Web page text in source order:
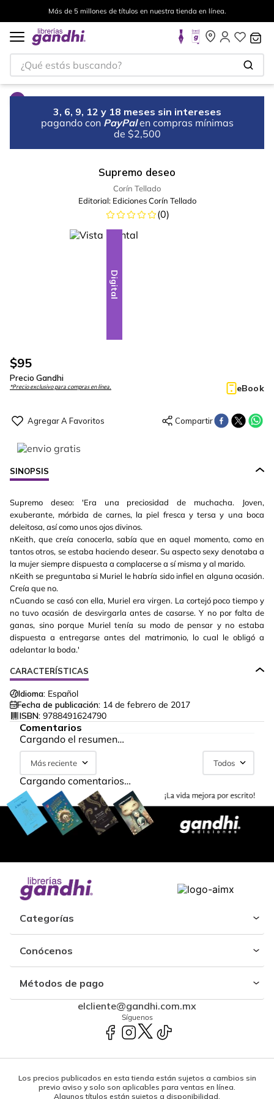
Más de 5 millones de títulos en nuestra tienda en línea.
¿Qué estás buscando?
3, 6, 9, 12 y 18 meses sin intereses
pagando con PayPal en compras mínimas
de $2,500
Supremo deseo
Corín Tellado
Editorial: Ediciones Corín Tellado
(0)
Digital
$95
Precio Gandhi
*Precio exclusivo para compras en línea. eBook
SINOPSIS
Supremo deseo: 'Era una preciosidad de muchacha. Joven,
exuberante, mórbida de carnes, la piel fresca y tersa y una boca
deleitosa, así como unos ojos divinos.
nKeith, que creía conocerla, sabía que en aquel momento, como en
tantos otros, se estaba haciendo desear. Su aspecto sexy denotaba a
la mujer siempre dispuesta a complacerse a sí misma y al marido.
nKeith se preguntaba si Muriel le habría sido infiel en alguna ocasión.
Creía que no.
nCuando se casó con ella, Muriel era virgen. La cortejó poco tiempo y
no tuvo ocasión de desvirgarla antes de casarse. Y no por falta de
ganas, sino porque Muriel tenía su modo de pensar y no estaba
dispuesta a entregarse antes del matrimonio, lo cual le obligó a
adelantar la boda.'
CARACTERÍSTICAS
Idioma: Español
Fecha de publicación: 14 de febrero de 2017
ISBN: 9788491624790
Comentarios
Cargando el resumen…
Más reciente Todos
Cargando comentarios…
Categorías
Conócenos
Métodos de pago
elcliente@gandhi.com.mx
Síguenos
Los precios publicados en esta tienda están sujetos a cambios sin
previo aviso y solo son aplicables para ventas en línea.
Algunos títulos están sujetos a disponibilidad.